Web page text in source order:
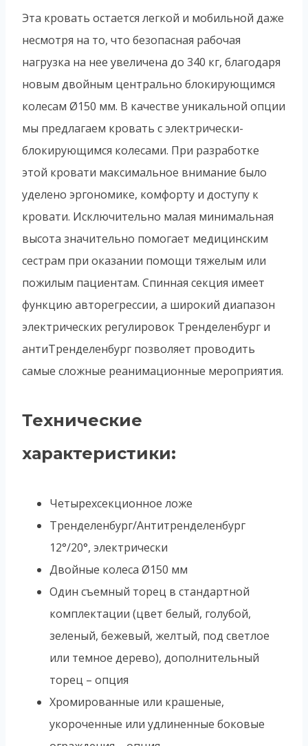
Эта кровать остается легкой и мобильной даже
несмотря на то, что безопасная рабочая
нагрузка на нее увеличена до 340 кг, благодаря
новым двойным центрально блокирующимся
колесам Ø150 мм. В качестве уникальной опции
мы предлагаем кровать с электрически-
блокирующимся колесами. При разработке
этой кровати максимальное внимание было
уделено эргономике, комфорту и доступу к
кровати. Исключительно малая минимальная
высота значительно помогает медицинским
сестрам при оказании помощи тяжелым или
пожилым пациентам. Спинная секция имеет
функцию авторегрессии, а широкий диапазон
электрических регулировок Тренделенбург и
антиТренделенбург позволяет проводить
самые сложные реанимационные мероприятия.
Технические
характеристики:
Четырехсекционное ложе
Тренделенбург/Антитренделенбург
12°/20°, электрически
Двойные колеса Ø150 мм
Один съемный торец в стандартной
комплектации (цвет белый, голубой,
зеленый, бежевый, желтый, под светлое
или темное дерево), дополнительный
торец – опция
Хромированные или крашеные,
укороченные или удлиненные боковые